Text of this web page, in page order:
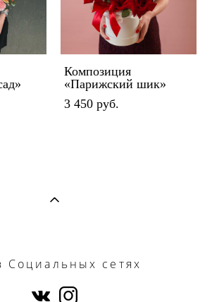
Композиция
«Парижский шик»
3 450 pуб.
Социальных сетях